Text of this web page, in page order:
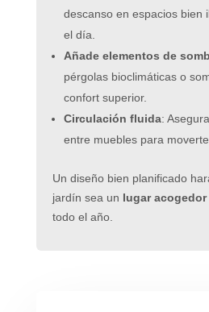
descanso en espacios bien
el día.
Añade elementos de
pérgolas bioclimáticas o
confort superior.
Circulación fluida:
entre muebles para
Un diseño bien planificado
jardín sea un lugar
todo el año.